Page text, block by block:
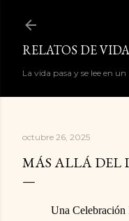
RELATOS DE VIDA
La vida pasa y se lee en
octubre 26, 2025
MÁS ALLÁ DEL
Una